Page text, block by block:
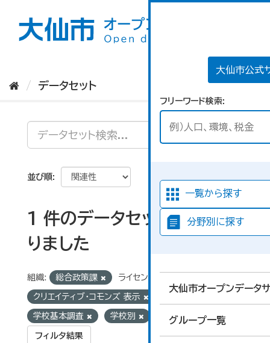
大仙市公式
フリーワード検索
一覧から探す
分野別に探す
大仙市オープンデータ
グループ一覧
データセット
並び順
1 件のデータセットが見つか
りました
組織: 総合政策課 ライセンス:
クリエイティブ・コモンズ 表示
学校基本調査 学校別 児童数
フィルタ結果